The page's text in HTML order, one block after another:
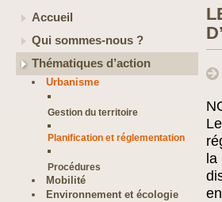
Accueil
Qui sommes-nous ?
Thématiques d’action
Urbanisme
Gestion du territoire
Planification et réglementation
Procédures
Mobilité
Environnement et écologie